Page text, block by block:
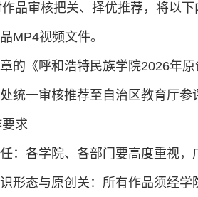
品审核把关、择优推荐，将以
MP4视频文件。
的《呼和浩特民族学院2026年
统一审核推荐至自治区教育厅参
求
：各学院、各部门要高度重视
形态与原创关：所有作品须经